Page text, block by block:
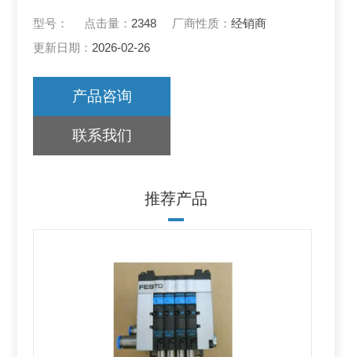
型号： 点击量： 2348 厂商性质：经销商
更新日期： 2026-02-26
产品咨询
联系我们
推荐产品